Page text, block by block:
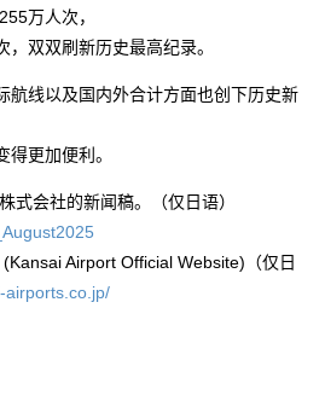
万人次，
双双刷新历史最高纪录。
航线以及国内外合计方面也创下历史新
更加便利。
式会社的新闻稿。（仅日语）
Airport Official Website)（仅日
airports.co.jp/